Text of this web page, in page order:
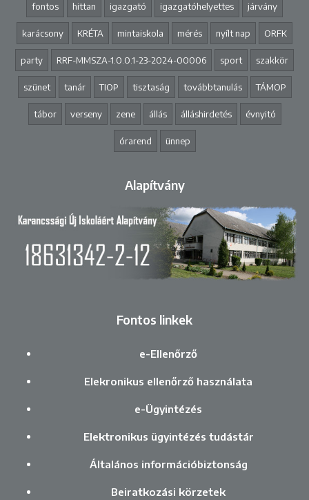
fontos hittan igazgató igazgatóhelyettes járvány
karácsony KRÉTA mintaiskola mérés nyílt nap ORFK
party RRF-MMSZA-1.0.0.1-23-2024-00006 sport szakkör
szünet tanár TIOP tisztaság továbbtanulás TÁMOP
tábor verseny zene állás álláshirdetés évnyitó
órarend ünnep
Alapítvány
Fontos linkek
e-Ellenőrző
Elekronikus ellenőrző használata
e-Ügyintézés
Elektronikus ügyintézés tudástár
Általános információbiztonság
Beiratkozási körzetek